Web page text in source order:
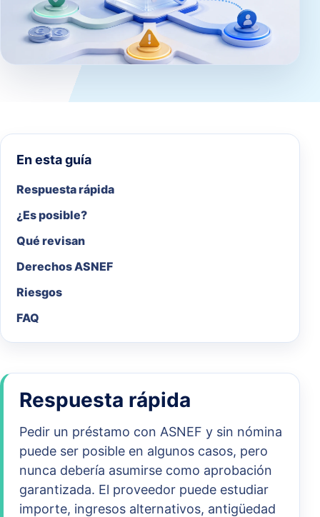
En esta guía
Respuesta rápida
¿Es posible?
Qué revisan
Derechos ASNEF
Riesgos
FAQ
Respuesta rápida
Pedir un préstamo con ASNEF y sin nómina
puede ser posible en algunos casos, pero
nunca debería asumirse como aprobación
garantizada. El proveedor puede estudiar
importe, ingresos alternativos, antigüedad